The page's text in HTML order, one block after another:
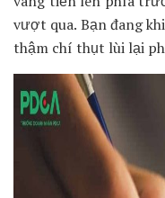
vượt qua. Bạn đang
thậm chí thụt lùi lại